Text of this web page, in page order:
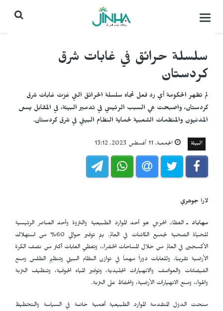
التحكم
سلسلة حرائق في غابات شرق
كردستان
لم تظهر الحكومة أي رد فعل تجاه سلسلة الحرائق التي غزت غابات شرق
كردستان، واصبحت هي السبب الرئيسي في تدمير البيئة، في المقابل يسعى
المدنيون والمنظمات الشعبية لحماية النظام البيئي في شرق كردستان.
البيئة الجمعـة, 11 أغسطس 2023, 13:12
لارا جوهري
مهاباد ـالغطاء الحرجي هو أحد الموارد الطبيعية والثروة وأحد العناصر الرئيسية
للحياة الصحية لجميع الكائنات في العالم. يتم توفير حوالي 60% من استهلاك
الأكسجين في العالم من خلال المساحات الخضراء، وتغطي الغابات أكثر من نصف الكرة
الأرضية تقريبًا، وللغابات دوراً مهماً في توازن النظام البيئي وتنظيم الطقس ومنع
الفيضانات والعواصف والانهيارات الجليدية، وتوفير المياه الجوفية، وتنظيف التربة
والهواء، ومنع الانهيارات الأرضية، والحفاظ على التربة.
منحت الدول المتقدمة الموارد الطبيعية أهمية خاصة في السياسة والتخطيط